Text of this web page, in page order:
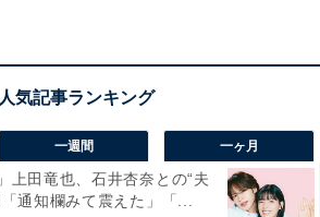
一週間 一ヶ月
上田竜也、石井杏奈との“夫
通知欄みて震えた」「...